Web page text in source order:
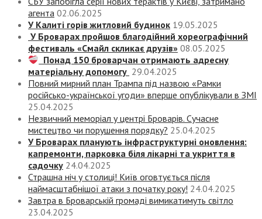
агента 02.06.2025
У Калиті горів житловий будинок 19.05.2025
У Броварах пройшов благодійний хореографічний
фестиваль «Смайл скликає друзів» 08.05.2025
Понад 150 броварчан отримають адресну
матеріальну допомогу 29.04.2025
Повний мирний план Трампа під назвою «‎Рамки
російсько-української угоди» вперше опублікували в ЗМІ
25.04.2025
Незвичний меморіал у центрі Броварів. Сучасне
мистецтво чи порушення порядку? 25.04.2025
У Броварах планують інфраструктурні оновлення:
капремонти, парковка біля лікарні та укриття в
садочку 24.04.2025
Страшна ніч у столиці! Київ оговтується після
наймасштабнішої атаки з початку року! 24.04.2025
Завтра в Броварській громаді вимикатимуть світло
23.04.2025